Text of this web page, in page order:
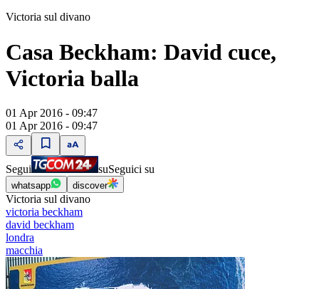
Victoria sul divano
Casa Beckham: David cuce,
Victoria balla
01 Apr 2016 - 09:47
01 Apr 2016 - 09:47
Segui suSeguici su
whatsapp discover
Victoria sul divano
victoria beckham
david beckham
londra
macchia